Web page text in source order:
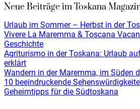
Neue Beiträge im Toskana
Urlaub im Sommer – Herbst in der
Vivere La Maremma & Toscana
Geschichte
Agriturismo in der Toskana: Urlaub
erklärt
Wandern in der Maremma, im Süden
10 beeindruckende
Geheimtipps für die Südtoskana